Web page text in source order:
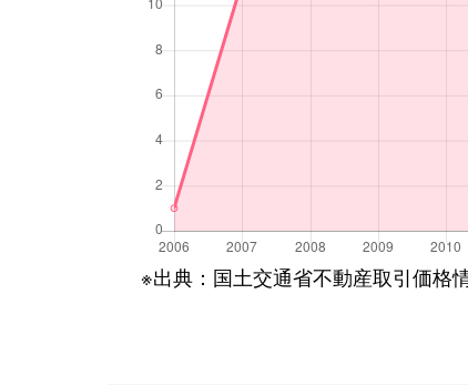
※出典：国土交通省不動産取引価格